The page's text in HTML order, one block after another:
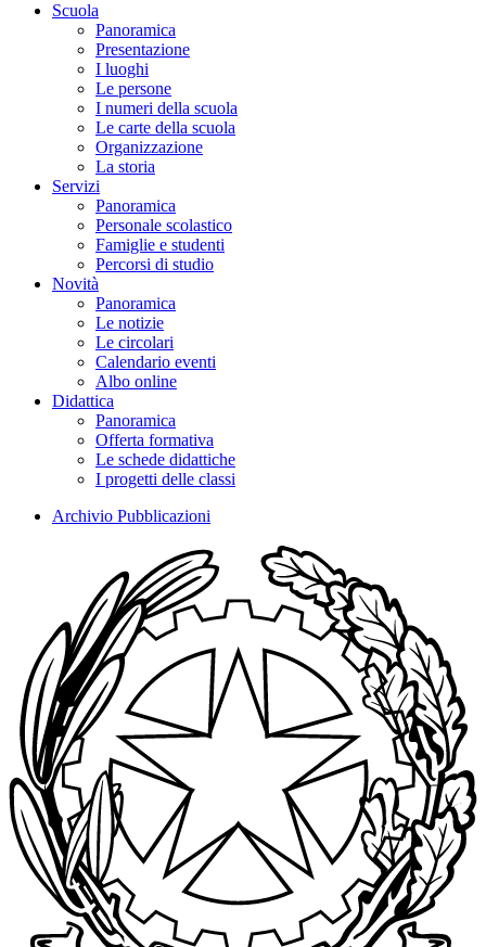
Scuola
Panoramica
Presentazione
I luoghi
Le persone
I numeri della scuola
Le carte della scuola
Organizzazione
La storia
Servizi
Panoramica
Personale scolastico
Famiglie e studenti
Percorsi di studio
Novità
Panoramica
Le notizie
Le circolari
Calendario eventi
Albo online
Didattica
Panoramica
Offerta formativa
Le schede didattiche
I progetti delle classi
Archivio Pubblicazioni